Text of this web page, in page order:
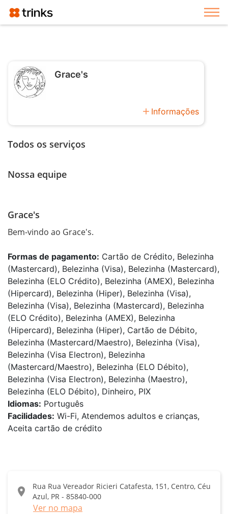
Grace's
add Informações
Todos os serviços
Nossa equipe
Grace's
Bem-vindo ao Grace's.
Formas de pagamento: Cartão de Crédito, Belezinha
(Mastercard), Belezinha (Visa), Belezinha (Mastercard),
Belezinha (ELO Crédito), Belezinha (AMEX), Belezinha
(Hipercard), Belezinha (Hiper), Belezinha (Visa),
Belezinha (Visa), Belezinha (Mastercard), Belezinha
(ELO Crédito), Belezinha (AMEX), Belezinha
(Hipercard), Belezinha (Hiper), Cartão de Débito,
Belezinha (Mastercard/Maestro), Belezinha (Visa),
Belezinha (Visa Electron), Belezinha
(Mastercard/Maestro), Belezinha (ELO Débito),
Belezinha (Visa Electron), Belezinha (Maestro),
Belezinha (ELO Débito), Dinheiro, PIX
Idiomas: Português
Facilidades: Wi-Fi, Atendemos adultos e crianças,
Aceita cartão de crédito
location_on
Rua Rua Vereador Ricieri Catafesta, 151, Centro, Céu
Azul, PR - 85840-000
Ver no mapa